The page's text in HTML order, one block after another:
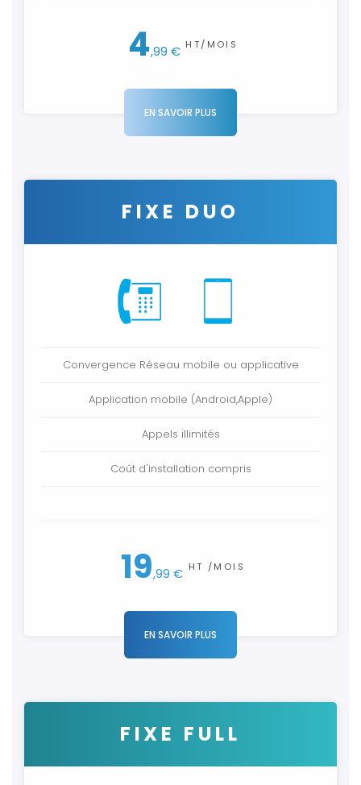
4,99 € HT/MOIS
EN SAVOIR PLUS
FIXE DUO
Convergence Réseau mobile ou applicative
Application mobile (Android,Apple)
Appels illimités
Coût d'installation compris
19,99 € HT /MOIS
EN SAVOIR PLUS
FIXE FULL